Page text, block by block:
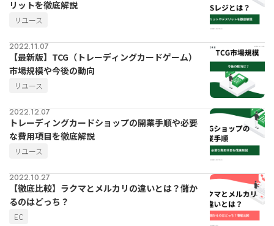
リットを徹底解説
リユース
2022.11.07
【最新版】TCG（トレーディングカードゲーム）
市場規模や今後の動向
リユース
2022.12.07
トレーディングカードショップの開業手順や必要
な費用項目を徹底解説
リユース
2022.10.27
【徹底比較】ラクマとメルカリの違いとは？儲か
るのはどっち？
EC